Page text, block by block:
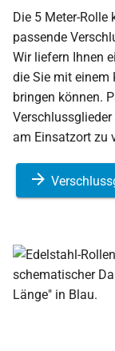
Die 5 Meter-Rolle
passende
Wir liefern Ihnen
die Sie mit einem
bringen können.
am Einsatzort zu